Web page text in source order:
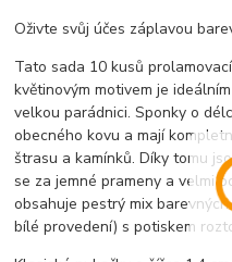
Oživte svůj účes záplavou
Tato sada 10 kusů
květinovým motivem je
velkou parádnici. Sponky o
obecného kovu a mají
štrasu a kamínků. Díky tomu
se za jemné prameny a velmi
obsahuje pestrý mix
bílé provedení) s potiskem